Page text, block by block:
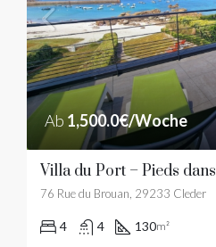
Ab 1,500.0€/Woche
Villa du Port – Pieds
76 Rue du Brouan, 29233 Cleder
4 4 130m²